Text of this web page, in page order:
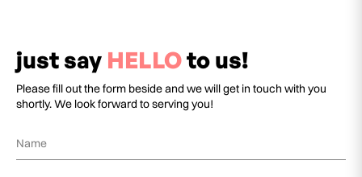
just say HELLOto us!
Please fill out the form beside and we will get in touch with you
shortly. We look forward to serving you!